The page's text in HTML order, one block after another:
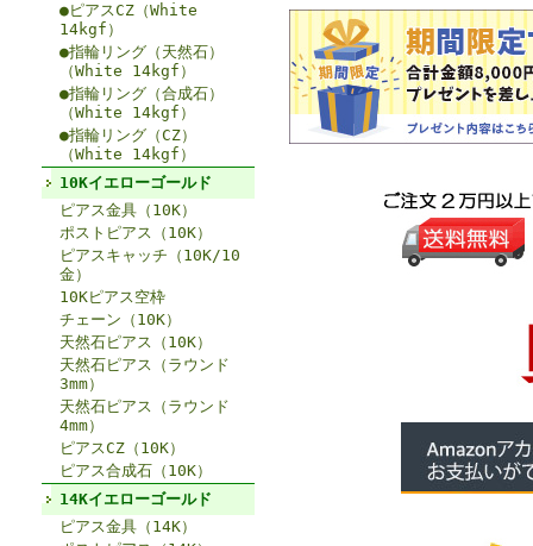
●ピアスCZ（White
14kgf）
●指輪リング（天然石）
（White 14kgf）
●指輪リング（合成石）
（White 14kgf）
●指輪リング（CZ）
（White 14kgf）
10Kイエローゴールド
ピアス金具（10K）
ポストピアス（10K）
ピアスキャッチ（10K/10
金）
10Kピアス空枠
チェーン（10K）
天然石ピアス（10K）
天然石ピアス（ラウンド
3mm）
天然石ピアス（ラウンド
4mm）
ピアスCZ（10K）
ピアス合成石（10K）
14Kイエローゴールド
ピアス金具（14K）